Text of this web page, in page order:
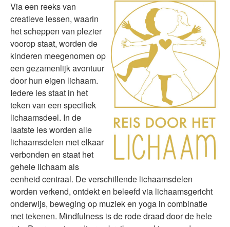
Via een reeks van
creatieve lessen, waarin
het scheppen van plezier
voorop staat, worden de
kinderen meegenomen op
een gezamenlijk avontuur
door hun eigen lichaam.
Iedere les staat in het
teken van een specifiek
lichaamsdeel. In de
laatste les worden alle
lichaamsdelen met elkaar
verbonden en staat het
gehele lichaam als
eenheid centraal. De verschillende lichaamsdelen
worden verkend, ontdekt en beleefd via lichaamsgericht
onderwijs, beweging op muziek en yoga in combinatie
met tekenen. Mindfulness is de rode draad door de hele